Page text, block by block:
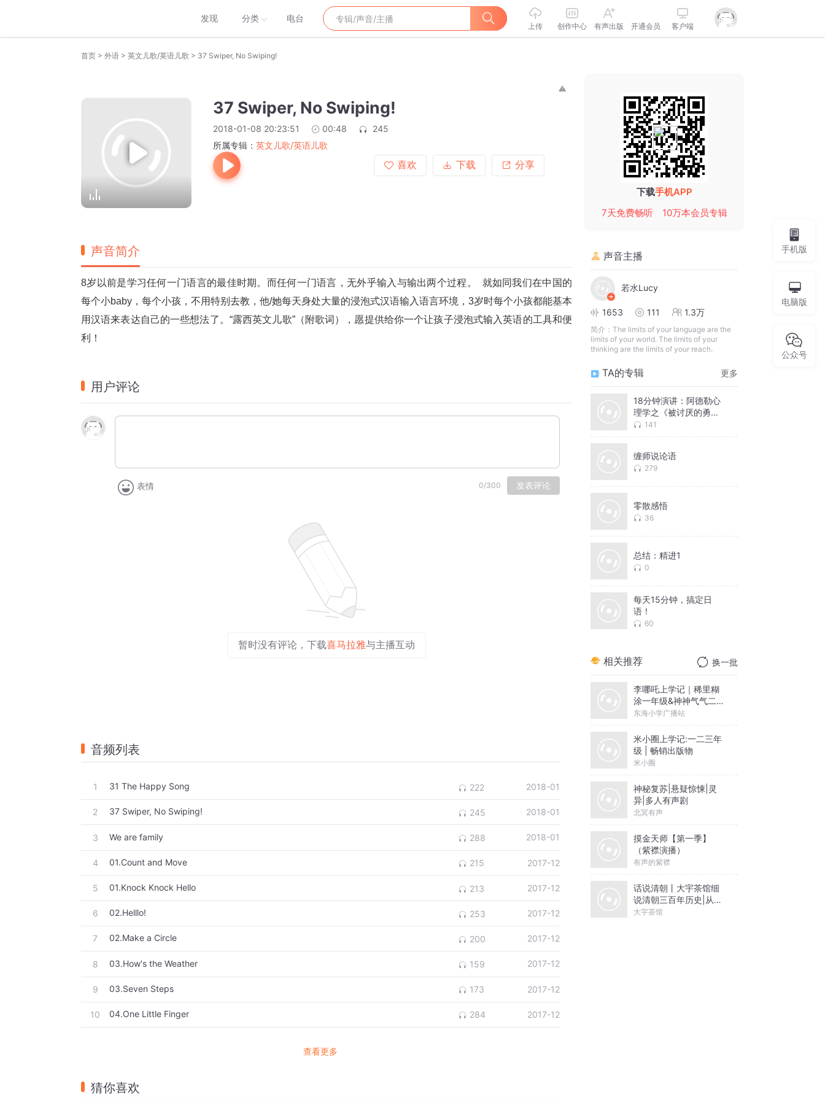
发现 分类 电台
上传 创作中心 有声出版 开通会员 客户端
首页 > 外语 > 英文儿歌/英语儿歌 > 37 Swiper, No Swiping!
37 Swiper, No Swiping!
2018-01-08 20:23:51 00:48
245
所属专辑： 英文儿歌/英语儿歌
喜欢
下载 分享
声音简介
8岁以前是学习任何一门语言的最佳时期。而任何一门语言，无外乎输入与输出两个过程。  就如同我们在中国的
每个小baby，每个小孩，不用特别去教，他/她每天身处大量的浸泡式汉语输入语言环境，3岁时每个小孩都能基本
用汉语来表达自己的一些想法了。“露西英文儿歌”（附歌词），愿提供给你一个让孩子浸泡式输入英语的工具和便
利！
用户评论
表情 0/300 发表评论
暂时没有评论，下载喜马拉雅与主播互动
音频列表
1 31 The Happy Song 222 2018-01
2 37 Swiper, No Swiping! 245 2018-01
3 We are family 288 2018-01
4 01.Count and Move 215 2017-12
5 01.Knock Knock Hello 213 2017-12
6 02.Helllo! 253 2017-12
7 02.Make a Circle 200 2017-12
8 03.How's the Weather 159 2017-12
9 03.Seven Steps 173 2017-12
10 04.One Little Finger 284 2017-12
查看更多
猜你喜欢
下载手机APP
7天免费畅听
10万本会员专辑
声音主播
若水Lucy
1653 111 1.3万
简介： The limits of your language are the
limits of your world. The limits of your
thinking are the limits of your reach.
TA的专辑 更多
18分钟演讲：阿德勒心
理学之《被讨厌的勇
气》141
缠师说论语
279
零散感悟
36
总结：精进1
0
每天15分钟，搞定日
语！
60
相关推荐 换一批
李哪吒上学记｜稀里糊
涂一年级&神神气气二年
级
东海小学广播站
米小圈上学记:一二三年
级 | 畅销出版物
米小圈
神秘复苏|悬疑惊悚|灵
异|多人有声剧
北冥有声
摸金天师【第一季】
（紫襟演播）
有声的紫襟
话说清朝丨大宇茶馆细
说清朝三百年历史|从努
尔哈赤到末代皇帝溥仪|
大宇茶馆
手机版
电脑版
公众号